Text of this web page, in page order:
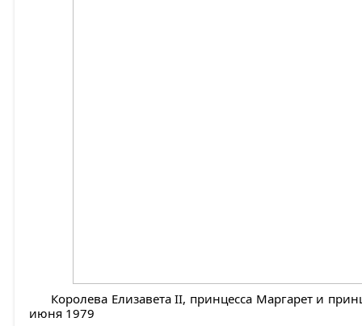
Королева Елизавета II, принцесса Маргарет и
июня 1979